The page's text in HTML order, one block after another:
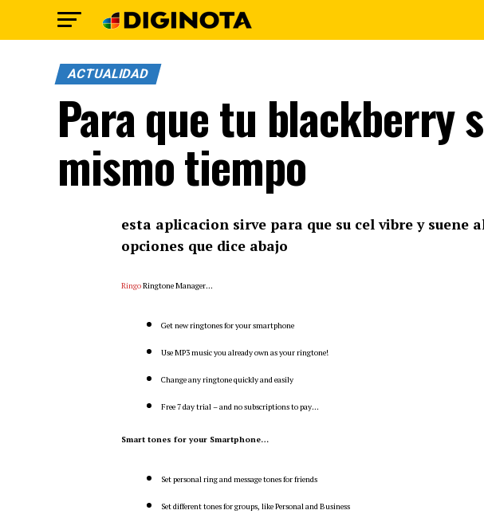
ACTUALIDAD
Para que tu blackberry
mismo tiempo
esta aplicacion sirve para que su cel vibre y suene
opciones que dice abajo
RingoRingtone Manager…
Get new ringtones for your smartphone
Use MP3 music you already own as your ringtone!
Change any ringtone quickly and easily
Free 7 day trial – and no subscriptions to pay…
Smart tones for your Smartphone…
Set personal ring and message tones for friends
Set different tones for groups, like Personal and Business